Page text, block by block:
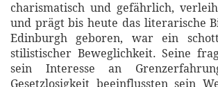
charismatisch und gefährlich,
und prägt bis heute das literarische
Edinburgh geboren, war ein
stilistischer Beweglichkeit. Seine
sein Interesse an
Gesetzlosigkeit beeinflussten sein